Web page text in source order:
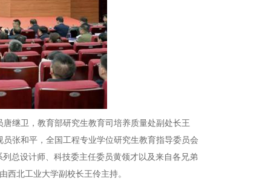
继卫，教育部研究生教育司培养质量处副处长王
张和平，全国工程专业学位研究生教育指导委员会
总设计师、科技委主任委员黄领才以及来自各兄弟
西北工业大学副校长王伶主持。